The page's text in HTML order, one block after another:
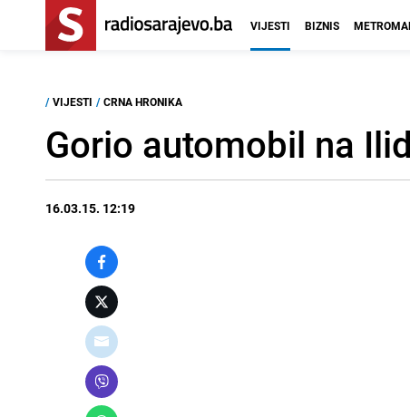
VIJESTI BIZNIS
/ VIJESTI / CRNA HRONIKA
Gorio automobil na
16.03.15. 12:19